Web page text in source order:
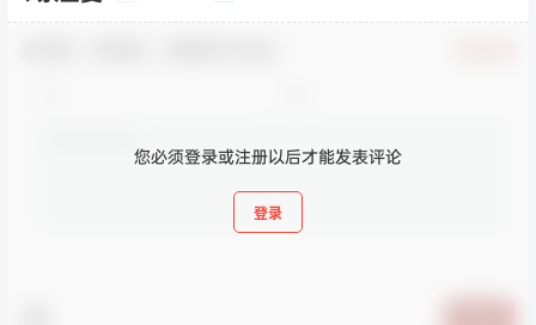
您必须登录或注册以后才能发表评论
登录